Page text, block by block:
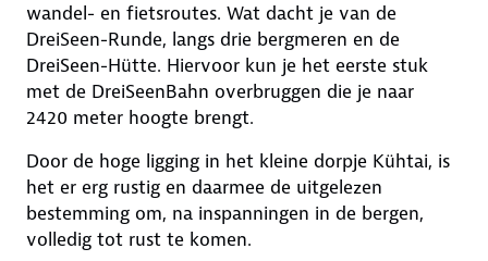
wandel- en fietsroutes. Wat dacht je van de
DreiSeen-Runde, langs drie bergmeren en de
DreiSeen-Hütte. Hiervoor kun je het eerste stuk
met de DreiSeenBahn overbruggen die je naar
2420 meter hoogte brengt.
Door de hoge ligging in het kleine dorpje Kühtai, is
het er erg rustig en daarmee de uitgelezen
bestemming om, na inspanningen in de bergen,
volledig tot rust te komen.